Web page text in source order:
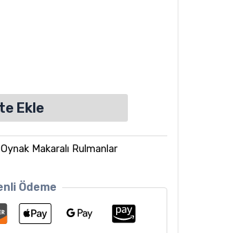
Ekle
Oynak Makaralı Rulmanlar
Ödeme